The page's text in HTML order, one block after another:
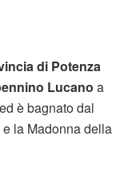
di Potenza
Lucano a
è bagnato dal
la Madonna della